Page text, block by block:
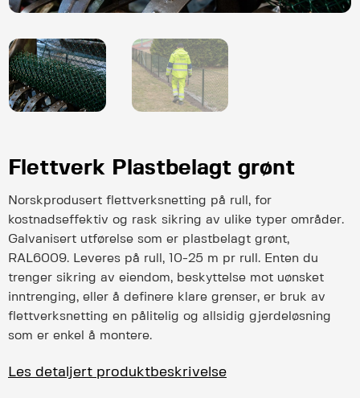
Flettverk Plastbelagt grønt
Norskprodusert flettverksnetting på rull, for
kostnadseffektiv og rask sikring av ulike typer områder.
Galvanisert utførelse som er plastbelagt grønt,
RAL6009. Leveres på rull, 10-25 m pr rull. Enten du
trenger sikring av eiendom, beskyttelse mot uønsket
inntrenging, eller å definere klare grenser, er bruk av
flettverksnetting en pålitelig og allsidig gjerdeløsning
som er enkel å montere.
Les detaljert produktbeskrivelse